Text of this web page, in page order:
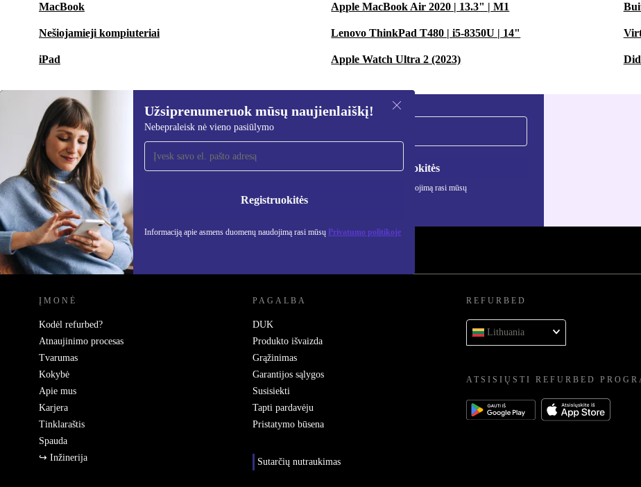
MacBook
Nešiojamieji kompiuteriai
iPad
Apple MacBook Air 2020 | 13.3" | M1
Lenovo ThinkPad T480 | i5-8350U | 14"
Apple Watch Ultra 2 (2023)
Užsiprenumeruok mūsų naujienlaiškį!
Nebepraleisk nė vieno pasiūlymo
Registruokitės
Informaciją apie asmens duomenų naudojimą rasi mūsų Privatumo politikoje
Užsiprenumeruok mūsų
naujienlaiškį!
Nebepraleisk nė vieno pasiūlymo.
Registruokitės
Informaciją apie asmens duomenų naudojimą rasi mūsų
Privatumo politikoje
REFURBED LIETUVA - RETHINK NEW.
ĮMONĖ
Kodėl refurbed?
Atnaujinimo procesas
Tvarumas
Kokybė
Apie mus
Karjera
Tinklaraštis
Spauda
↪ Inžinerija
PAGALBA
DUK
Produkto išvaizda
Grąžinimas
Garantijos sąlygos
Susisiekti
Tapti pardavėju
Pristatymo būsena
Sutarčių nutraukimas
REFURBED
Lithuania
ATSISIŲSTI REFURBED